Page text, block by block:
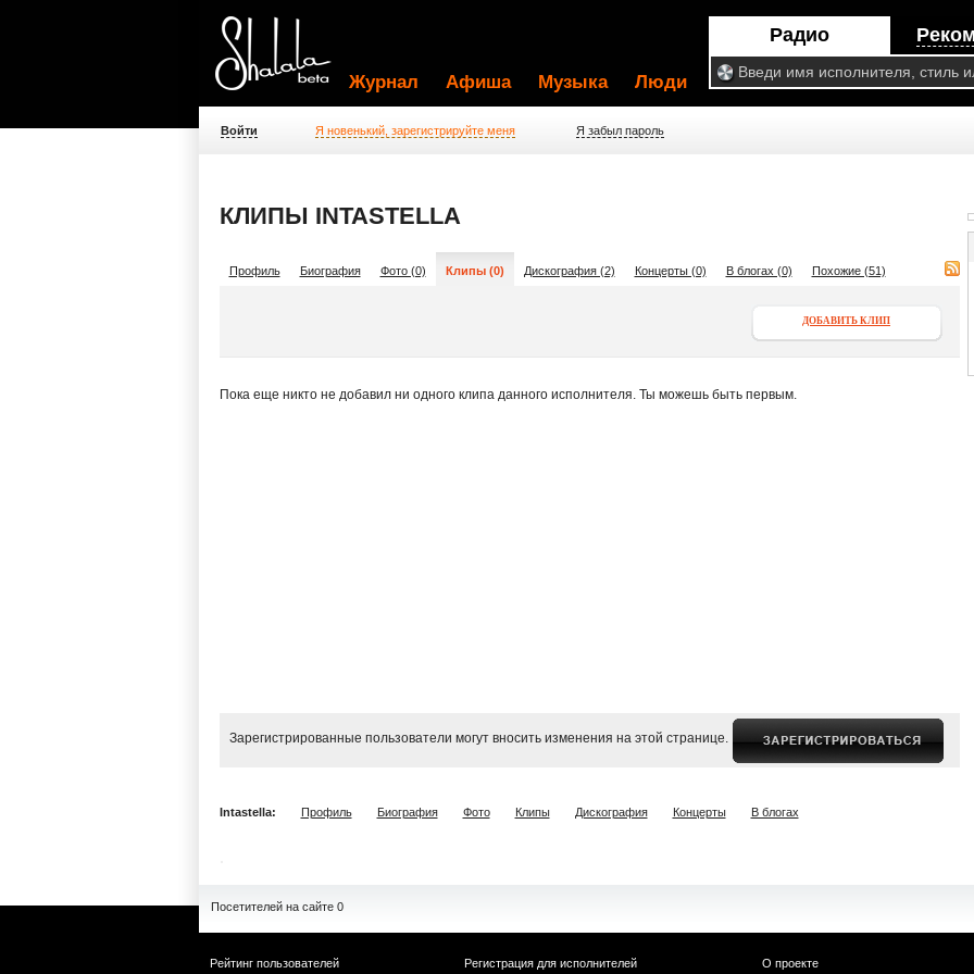
Радио
Журнал Афиша Музыка Люди
Войти Я новенький, зарегистрируйте меня Я забыл пароль
КЛИПЫ INTASTELLA
Профиль Биография Фото (0) Клипы (0) Дискография (2) Концерты (0) В блогах (0) Похожие (51)
ДОБАВИТЬ КЛИП
Пока еще никто не добавил ни одного клипа данного исполнителя. Ты можешь быть первым.
Зарегистрированные пользователи могут вносить изменения на этой странице.
Intastella: Профиль Биография Фото Клипы Дискография Концерты В блогах
Посетителей на сайте 0
Рейтинг пользователей
Регистрация для исполнителей
О проекте